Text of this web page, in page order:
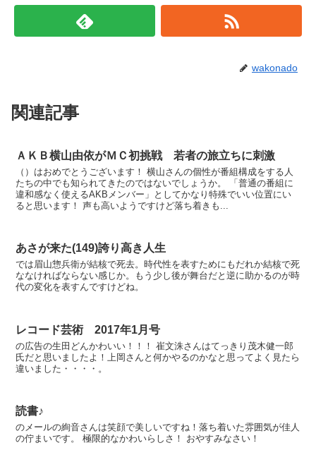
wakonado
関連記事
ＡＫＢ横山由依がＭＣ初挑戦 若者の旅立ちに刺激
（）はおめでとうございます！ 横山さんの個性が番組構成をする人
たちの中でも知られてきたのではないでしょうか。 「普通の番組に
違和感なく使えるAKBメンバー」としてかなり特殊でいい位置にい
ると思います！ 声も高いようですけど落ち着きも...
あさが来た(149)誇り高き人生
では眉山惣兵衛が結核で死去。時代性を表すためにもだれか結核で死
ななければならない感じか。もう少し後が舞台だと逆に助かるのが時
代の変化を表すんですけどね。
レコード芸術 2017年1月号
の広告の生田どんかわいい！！！ 崔文洙さんはてっきり茂木健一郎
氏だと思いましたよ！上岡さんと何かやるのかなと思ってよく見たら
違いました・・・・。
読書♪
のメールの絢音さんは笑顔で美しいですね！落ち着いた雰囲気が佳人
の佇まいです。 極限的なかわいらしさ！ おやすみなさい！